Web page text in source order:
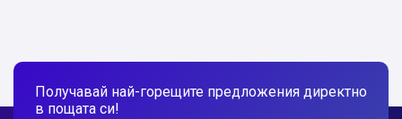
Получавай най-горещите предложения директно
в пощата си!